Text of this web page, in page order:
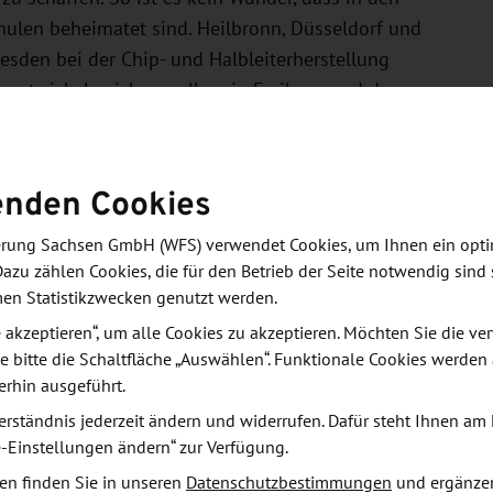
beheimatet sind. Heilbronn, Düsseldorf und
bei der Chip- und Halbleiterherstellung
entwickeln sich vor allem in Freiburg und der
“Silicon Saxony” - Dresden hat sich in den
BOSCH, ESMC und GlobalFoundries
Dresden auch mit einer
plant die Stadt weitere Investitionen in
wird auch die Exzellenz-Universität TU
wurden diejenigen Metropolregionen identifiziert,
in die mehr Berufstätige zu- als weggezogen sind.
Cookies
Sachsen GmbH (WFS) verwendet Cookies, um Ihnen ein
zählen Cookies, die für den Betrieb der Seite notwendig
Statistikzwecken genutzt werden.
um alle Cookies zu akzeptieren. Möchten Sie die
bitte die Schaltfläche „Auswählen“. Funktionale Cookies
ausgeführt.
jederzeit ändern und widerrufen. Dafür steht Ihnen am
Einstellungen ändern“ zur Verfügung.
finden Sie in unseren Datenschutzbestimmungen und